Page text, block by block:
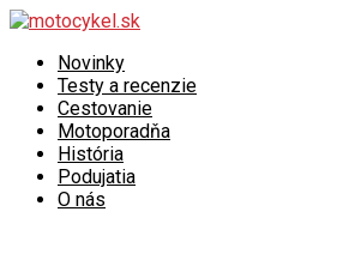
Novinky
Testy a recenzie
Cestovanie
Motoporadňa
História
Podujatia
O nás